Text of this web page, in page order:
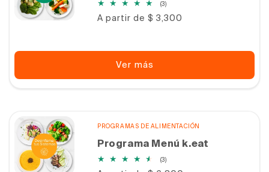
(3)3
totales
Precio
A partir de $ 3,300
Ver más
PROGRAMAS DE ALIMENTACIÓN
Programa Menú k.eat
(3)3